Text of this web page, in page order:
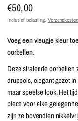
€50,00
Inclusief belasting. Verzendkosten
Voeg een vleugje kleur
oorbellen.
Deze stralende oorbellen
druppels, elegant gezet
maar speelse look. Het
piece voor elke
zijn ze bovendien